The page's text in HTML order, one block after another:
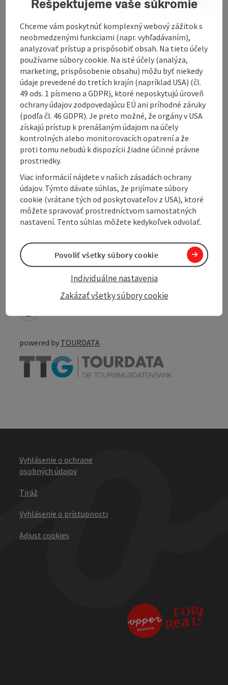
12.00 pm and 1.00 pm - 6.00 pmHiking maps available
Upper AustriaDistrict: SchärdingRegional affiliation:
InnviertelPopulation: 2573 (2001)Elevation: 486 m
(main town)Area: 21.0 km²;Cadastral communities:
Eisenbirn, Freundorf, Hofalt, Landertsberg,
Münzkirchen, SchießdorfLocalities: Eisenbirn,
Eitzenberg, Feicht, Ficht, Freundorf, Füxledt, Geibing,
Hötzenberg, Landertsberg, Ludham, Prackenberg,
Raad, Schießdorf, Wilhelming
Contact
Arrival
Accessibility
Nearby
powered by TOURDATA
Vyhlásenie o ochrane
osobných údajov
Tiráž
Vyhlásenie o prístupnosti
Adjust cookies
Rešpektujeme vaše súkromie
Chceme vám poskytnúť komplexný webový zážitok s
neobmedzenými funkciami (napr. vyhľadávaním),
analyzovať prístup a prispôsobiť obsah. Na tieto účely
používame súbory cookie. Na isté účely (analýza,
marketing, prispôsobenie obsahu) môžu byť niekedy
údaje prevedené do tretích krajín (napríklad USA) (čl.
49 ods. 1 písmeno a GDPR), ktoré neposkytujú úroveň
ochrany údajov zodpovedajúcu EÚ ani príhodné záruky
(podľa čl. 46 GDPR). Je preto možné, že orgány v USA
získajú prístup k prenášaným údajom na účely
kontrolných alebo monitorovacích opatrení a že
proti tomu nebudú k dispozícii žiadne účinné právne
prostriedky.
Viac informácií nájdete v našich zásadách ochrany
údajov. Týmto dávate súhlas, že prijímate súbory
cookie (vrátane tých od poskytovateľov z USA), ktoré
môžete spravovať prostredníctvom samostatných
nastavení. Tento súhlas môžete kedykoľvek odvolať.
Zakázať všetky súbory cookie
Individuálne nastavenia
Povoliť všetky súbory cookie